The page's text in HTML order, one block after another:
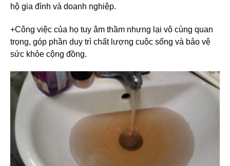
hộ gia đình và doanh nghiệp.
+Công việc của họ tuy âm thầm nhưng lại vô cùng quan
trọng, góp phần duy trì chất lượng cuộc sống và bảo vệ
sức khỏe cộng đồng.